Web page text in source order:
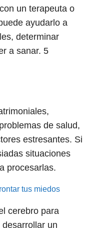
un terapeuta o
ayudarlo a
determinar
a sanar. 5
de salud,
estresantes. Si
situaciones
procesarlas.
tus miedos
cerebro para
un